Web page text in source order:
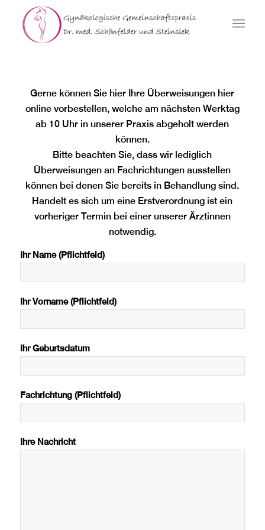
Gerne können Sie hier Ihre Überweisungen hier
online vorbestellen, welche am nächsten Werktag
ab 10 Uhr in unserer Praxis abgeholt werden
können.
Bitte beachten Sie, dass wir lediglich
Überweisungen an Fachrichtungen ausstellen
können bei denen Sie bereits in Behandlung sind.
Handelt es sich um eine Erstverordnung ist ein
vorheriger Termin bei einer unserer Ärztinnen
notwendig.
Ihr Name (Pflichtfeld)
Ihr Vorname (Pflichtfeld)
Ihr Geburtsdatum
Fachrichtung (Pflichtfeld)
Ihre Nachricht